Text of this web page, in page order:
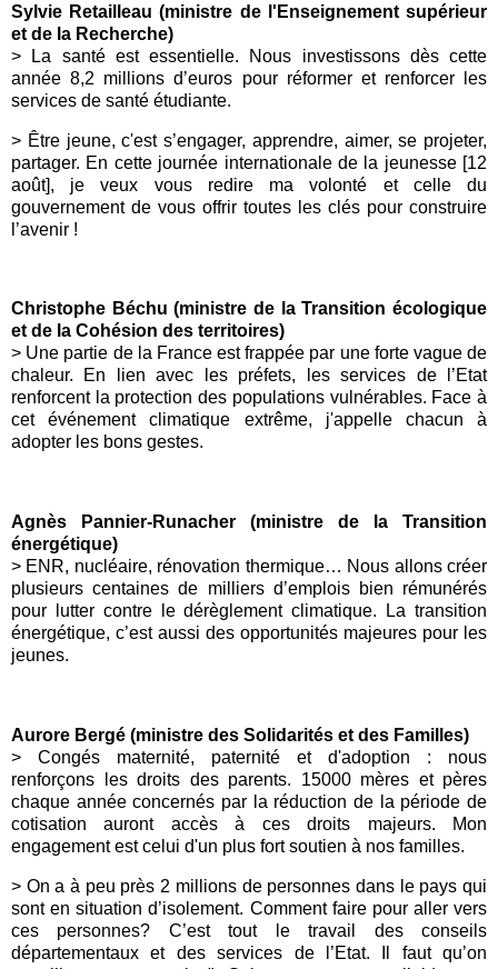
Sylvie Retailleau (ministre de l'Enseignement supérieur
et de la Recherche)
>
La santé est essentielle. Nous investissons dès cette
année 8,2 millions d’euros pour réformer et renforcer les
services de santé étudiante.
> Être jeune, c'est s’engager, apprendre, aimer, se projeter,
partager. En cette journée internationale de la jeunesse [12
août], je veux vous redire ma volonté et celle du
gouvernement de vous offrir toutes les clés pour construire
l’avenir !
Christophe Béchu (ministre de la Transition écologique
et de la Cohésion des territoires)
> Une partie de la France est frappée par une forte vague de
chaleur. En lien avec les préfets, les services de l’Etat
renforcent la protection des populations vulnérables. Face à
cet événement climatique extrême, j'appelle chacun à
adopter les bons gestes.
Agnès Pannier-Runacher (ministre de la Transition
énergétique)
> ENR, nucléaire, rénovation thermique… Nous allons créer
plusieurs centaines de milliers d’emplois bien rémunérés
pour lutter contre le dérèglement climatique. La transition
énergétique, c’est aussi des opportunités majeures pour les
jeunes.
Aurore Bergé (ministre des Solidarités et des Familles)
> Congés maternité, paternité et d'adoption : nous
renforçons les droits des parents. 15000 mères et pères
chaque année concernés par la réduction de la période de
cotisation auront accès à ces droits majeurs. Mon
engagement est celui d'un plus fort soutien à nos familles.
> On a à peu près 2 millions de personnes dans le pays qui
sont en situation d’isolement. Comment faire pour aller vers
ces personnes? C’est tout le travail des conseils
départementaux et des services de l’Etat. Il faut qu’on